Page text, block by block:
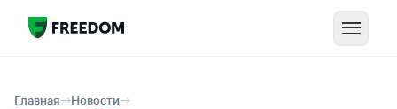
Главная
Новости